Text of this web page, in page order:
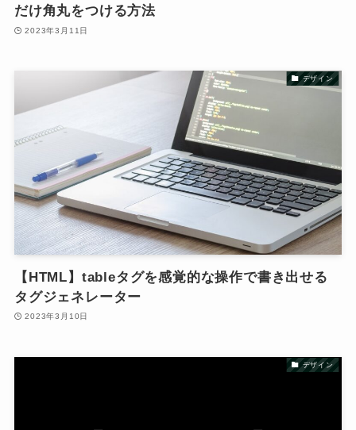
だけ角丸をつける方法
2023年3月11日
デザイン
【HTML】tableタグを感覚的な操作で書き出せる
タグジェネレーター
2023年3月10日
デザイン